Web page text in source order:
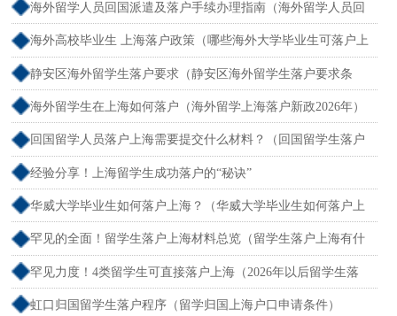
海外留学人员回国派遣及落户手续办理指南（海外留学人员回
国派遣及落户手续办理指南最新）
海外高校毕业生 上海落户政策（哪些海外大学毕业生可落户上
海）
静安区海外留学生落户要求（静安区海外留学生落户要求条
件）
海外留学生在上海如何落户（海外留学上海落户新政2026年）
回国留学人员落户上海需要提交什么材料？（回国留学生落户
上海）
经验分享！上海留学生成功落户的“秘诀”
华威大学毕业生如何落户上海？（华威大学毕业生如何落户上
海户口）
罕见的全面！留学生落户上海材料总览（留学生落户上海有什
么优惠政策）
罕见力度！4类留学生可直接落户上海（2026年以后留学生落
户上海政策）
虹口归国留学生落户程序（留学归国上海户口申请条件）